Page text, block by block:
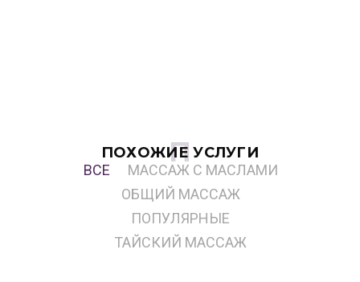
ПОХОЖИЕ УСЛУГИ
ВСЕ
МАССАЖ С МАСЛАМИ
ОБЩИЙ МАССАЖ
ПОПУЛЯРНЫЕ
ТАЙСКИЙ МАССАЖ